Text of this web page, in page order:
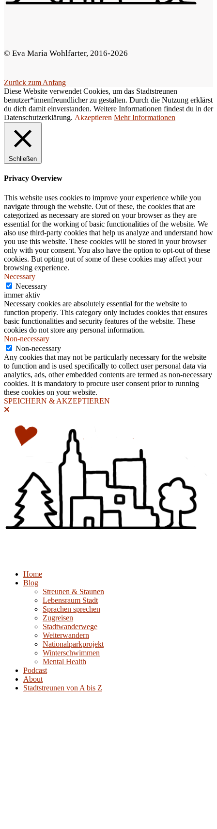
.
© Eva Maria Wohlfarter, 2016-2026
Zurück zum Anfang
Diese Website verwendet Cookies, um das Stadtstreunen
benutzer*innenfreundlicher zu gestalten. Durch die Nutzung erklärst
du dich damit einverstanden. Weitere Informationen findest du in der
Datenschutzerklärung. Akzeptieren Mehr Informationen
Schließen
Privacy Overview
This website uses cookies to improve your experience while you
navigate through the website. Out of these, the cookies that are
categorized as necessary are stored on your browser as they are
essential for the working of basic functionalities of the website. We
also use third-party cookies that help us analyze and understand how
you use this website. These cookies will be stored in your browser
only with your consent. You also have the option to opt-out of these
cookies. But opting out of some of these cookies may affect your
browsing experience.
Necessary
Necessary
immer aktiv
Necessary cookies are absolutely essential for the website to
function properly. This category only includes cookies that ensures
basic functionalities and security features of the website. These
cookies do not store any personal information.
Non-necessary
Non-necessary
Any cookies that may not be particularly necessary for the website
to function and is used specifically to collect user personal data via
analytics, ads, other embedded contents are termed as non-necessary
cookies. It is mandatory to procure user consent prior to running
these cookies on your website.
SPEICHERN & AKZEPTIEREN
Home
Blog
Streunen & Staunen
Lebensraum Stadt
Sprachen sprechen
Zugreisen
Stadtwanderwege
Weiterwandern
Nationalparkprojekt
Winterschwimmen
Mental Health
Podcast
About
Stadtstreunen von A bis Z